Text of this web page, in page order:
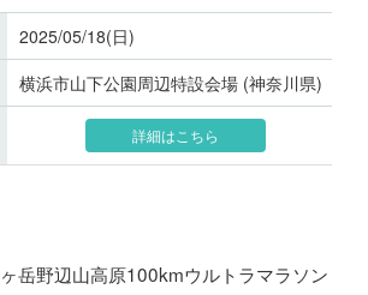
2025/05/18(日)
横浜市山下公園周辺特設会場 (神奈川県)
詳細はこちら
岳野辺山高原100kmウルトラマラソン